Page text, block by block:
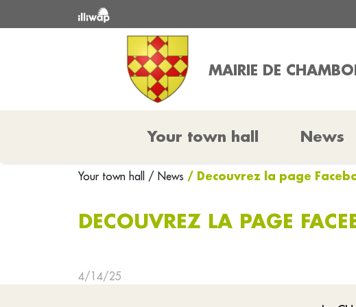
MAIRIE DE
Your town hall News
Your town hall / News / Decouvrez la page
DECOUVREZ LA PAGE
4/14/25